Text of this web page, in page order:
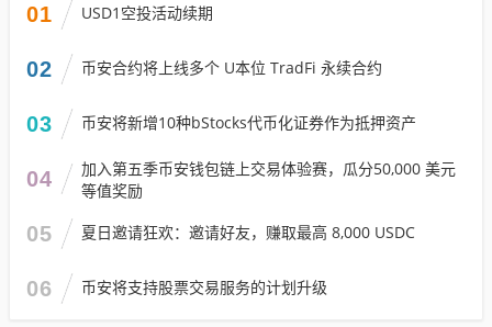
01 USD1空投活动续期
02 币安合约将上线多个 U本位 TradFi 永续合约
03 币安将新增10种bStocks代币化证券作为抵押资产
04
加入第五季币安钱包链上交易体验赛，瓜分50,000 美元
等值奖励
05 夏日邀请狂欢：邀请好友，赚取最高 8,000 USDC
06 币安将支持股票交易服务的计划升级